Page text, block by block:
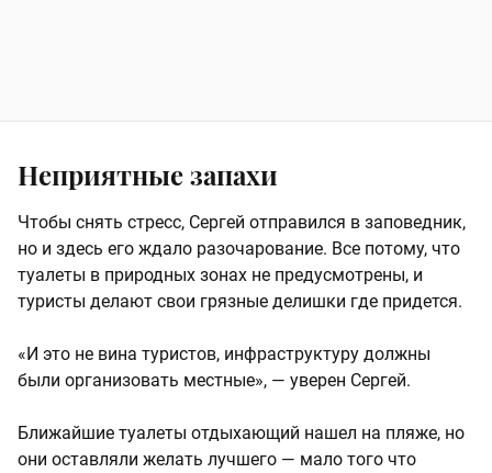
Неприятные запахи
Чтобы снять стресс, Сергей отправился в заповедник,
но и здесь его ждало разочарование. Все потому, что
туалеты в природных зонах не предусмотрены, и
туристы делают свои грязные делишки где придется.
«И это не вина туристов, инфраструктуру должны
были организовать местные», — уверен Сергей.
Ближайшие туалеты отдыхающий нашел на пляже, но
они оставляли желать лучшего — мало того что